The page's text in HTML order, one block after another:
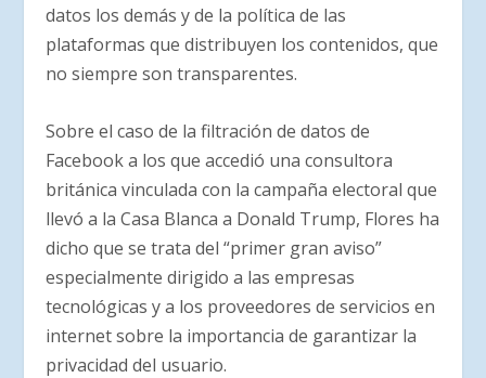
datos los demás y de la política de las
plataformas que distribuyen los contenidos, que
no siempre son transparentes.
Sobre el caso de la filtración de datos de
Facebook a los que accedió una consultora
británica vinculada con la campaña electoral que
llevó a la Casa Blanca a Donald Trump, Flores ha
dicho que se trata del “primer gran aviso”
especialmente dirigido a las empresas
tecnológicas y a los proveedores de servicios en
internet sobre la importancia de garantizar la
privacidad del usuario.